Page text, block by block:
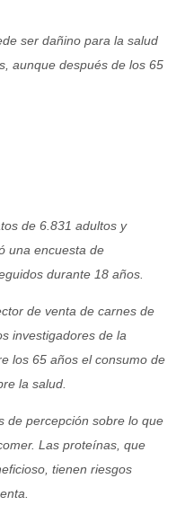
ser dañino para la salud
aunque después de los 65
de 6.831 adultos y
una encuesta de
durante 18 años.
de venta de carnes de
investigadores de la
los 65 años el consumo de
la salud.
de percepción sobre lo que
Las proteínas, que
tienen riesgos